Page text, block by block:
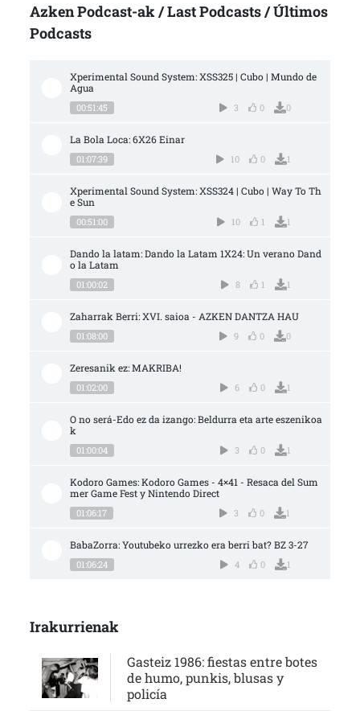
Azken Podcast-ak / Last Podcasts / Últimos
Podcasts
Xperimental Sound System: XSS325 | Cubo | Mundo de
Agua
00:51:45 3 0 0
La Bola Loca: 6X26 Einar
01:07:39 10 0 1
Xperimental Sound System: XSS324 | Cubo | Way To Th
e Sun
00:51:00 10 1 1
Dando la latam: Dando la Latam 1X24: Un verano Dand
o la Latam
01:00:02 8 1 1
Zaharrak Berri: XVI. saioa - AZKEN DANTZA HAU
01:08:00 9 0 0
Zeresanik ez: MAKRIBA!
01:02:00 6 0 1
O no será-Edo ez da izango: Beldurra eta arte eszenikoa
k
01:00:04 3 0 1
Kodoro Games: Kodoro Games - 4×41 - Resaca del Sum
mer Game Fest y Nintendo Direct
01:06:17 3 0 1
BabaZorra: Youtubeko urrezko era berri bat? BZ 3-27
01:06:24 4 0 1
Irakurrienak
Gasteiz 1986: fiestas entre botes
de humo, punkis, blusas y
policía